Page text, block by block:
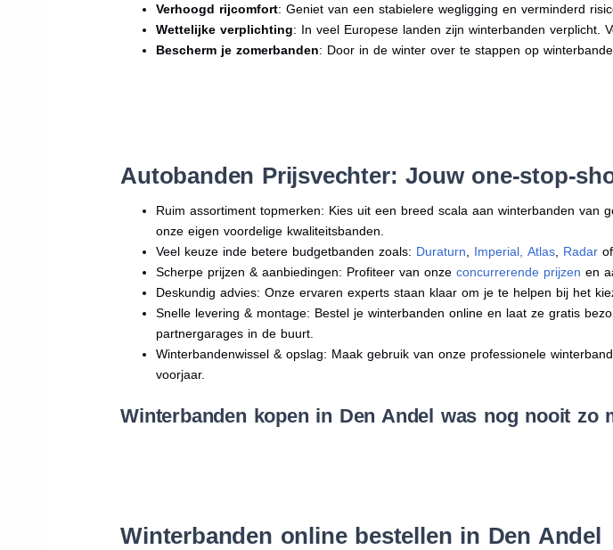
Verhoogd rijcomfort: Geniet van een stabielere wegligging en verminderd
Wettelijke verplichting: In veel Europese landen zijn winterbanden verplicht.
Bescherm je zomerbanden: Door in de winter over te stappen op
Autobanden Prijsvechter: Jouw one-stop-
Ruim assortiment topmerken: Kies uit een breed scala aan winterbanden van
onze eigen voordelige kwaliteitsbanden.
Veel keuze inde betere budgetbanden zoals: Duraturn Imperial Atlas Radar
Scherpe prijzen & aanbiedingen: Profiteer van onzeconcurrerende prijzen en
Deskundig advies: Onze ervaren experts staan klaar om je te helpen bij het
Snelle levering & montage: Bestel je winterbanden online en laat ze gratis
partnergarages in de buurt.
Winterbandenwissel & opslag: Maak gebruik van onze professionele
voorjaar.
Winterbanden kopen in Den Andel was nog nooit zo
Winterbanden online bestellen in Den Andel